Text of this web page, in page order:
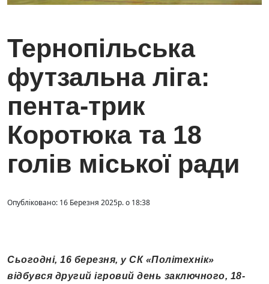
Тернопільська
футзальна ліга:
пента-трик
Коротюка та 18
голів міської ради
Опубліковано: 16 Березня 2025р. о 18:38
Сьогодні, 16 березня, у СК «Політехнік»
відбувся другий ігровий день заключного, 18-